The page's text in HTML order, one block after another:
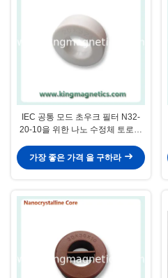
IEC 공통 모드 초우크 필터 N32-
20-10을 위한 나노 수정체 토로이
가장 좋은 가격 을 구하라